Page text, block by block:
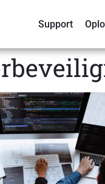
Support